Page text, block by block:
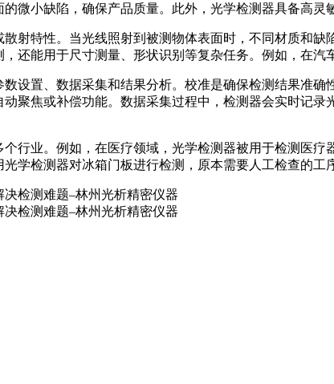
微小缺陷，确保产品质量。此外，光学检测器具备高
射特性。当光线照射到被测物体表面时，不同材质和
还能用于尺寸测量、形状识别等复杂任务。例如，在
设置、数据采集和结果分析。校准是确保检测结果准
聚焦或补偿功能。数据采集过程中，检测器会实时记
行业。例如，在医疗领域，光学检测器被用于检测医
学检测器对冰箱门板进行检测，原本需要人工检查的工